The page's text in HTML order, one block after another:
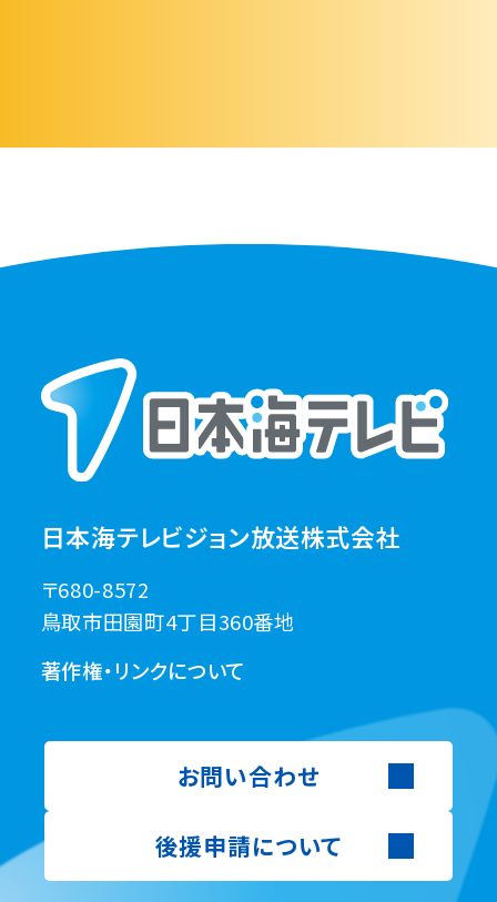
日本海テレビジョン放送株式会社
〒680-8572
鳥取市田園町4丁目360番地
著作権・リンクについて
お問い合わせ
後援申請について